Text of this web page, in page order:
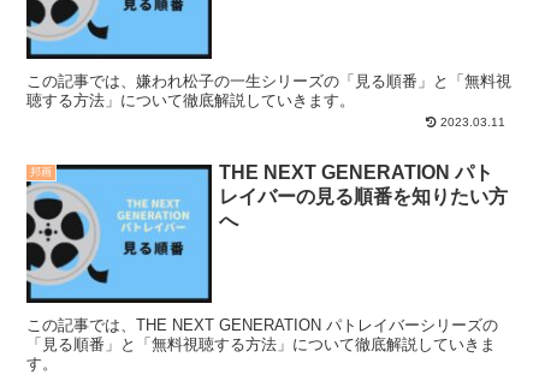
この記事では、嫌われ松子の一生シリーズの「見る順番」と「無料視
聴する方法」について徹底解説していきます。
2023.03.11
邦画
THE NEXT GENERATION パト
レイバーの見る順番を知りたい方
へ
この記事では、THE NEXT GENERATION パトレイバーシリーズの
「見る順番」と「無料視聴する方法」について徹底解説していきま
す。